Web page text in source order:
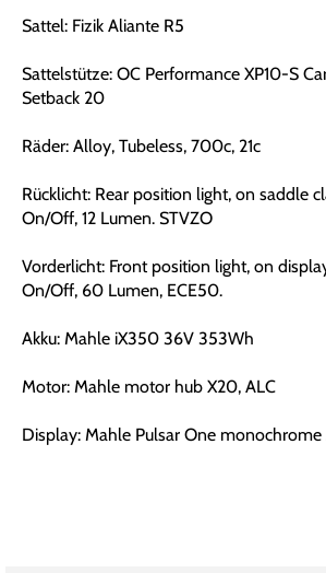
Sattel: Fizik Aliante R5
Sattelstütze: OC Performance XP10-S
Setback 20
Räder: Alloy, Tubeless, 700c, 21c
Rücklicht: Rear position light, on saddle
On/Off, 12 Lumen. STVZO
Vorderlicht: Front position light, on
On/Off, 60 Lumen, ECE50.
Akku: Mahle iX350 36V 353Wh
Motor: Mahle motor hub X20, ALC
Display: Mahle Pulsar One monochrome